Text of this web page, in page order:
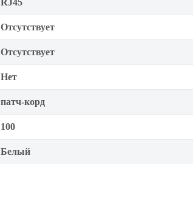
RJ45
Отсутствует
Отсутствует
Нет
патч-корд
100
Белый